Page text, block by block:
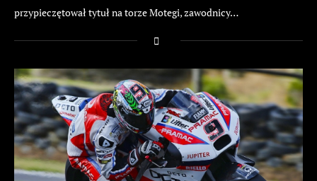
przypieczętował tytuł na torze Motegi, zawodnicy…